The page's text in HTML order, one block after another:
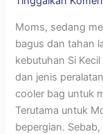
Moms, sedang
bagus dan tahan
kebutuhan Si
dan jenis
cooler bag untuk
Terutama untuk
bepergian.